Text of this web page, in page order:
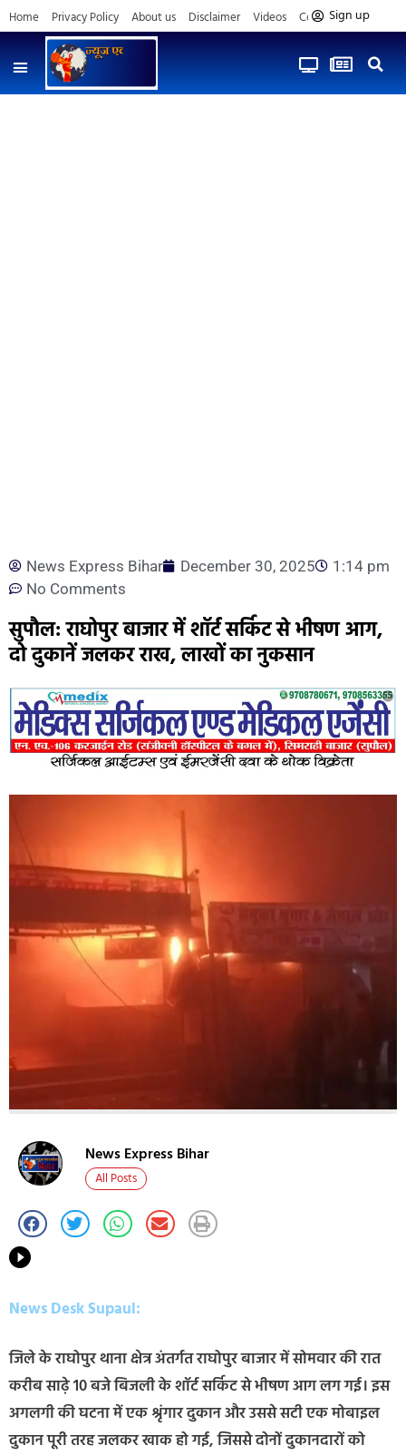
Home Privacy Policy About us Disclaimer Videos Contact us
Sign up
News Express Bihar December 30, 2025
1:14 pm
No Comments
सुपौल: राघोपुर बाजार में शॉर्ट सर्किट से भीषण आग,
दो दुकानें जलकर राख, लाखों का नुकसान
News Express Bihar
All Posts
News Desk Supaul:
जिले के राघोपुर थाना क्षेत्र अंतर्गत राघोपुर बाजार में सोमवार की रात
करीब साढ़े 10 बजे बिजली के शॉर्ट सर्किट से भीषण आग लग गई। इस
अगलगी की घटना में एक श्रृंगार दुकान और उससे सटी एक मोबाइल
दुकान पूरी तरह जलकर खाक हो गई, जिससे दोनों दुकानदारों को